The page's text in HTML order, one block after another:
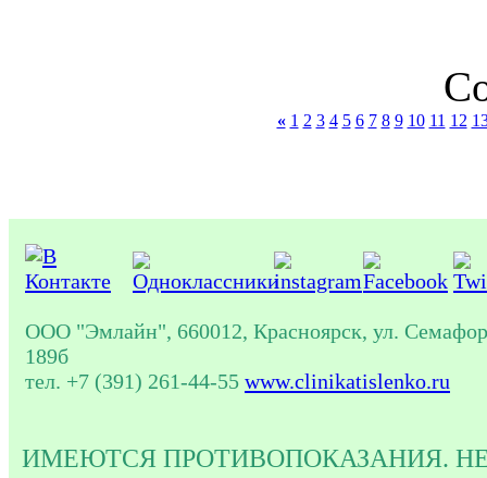
« 1 2 3 4 5 6 7 8 9 10 11 12
ООО "Эмлайн", 660012, Красноярск, ул.
189б
тел. +7 (391) 261-44-55 www.clinikatislenko.ru
ИМЕЮТСЯ ПРОТИВОПОКАЗАНИЯ.